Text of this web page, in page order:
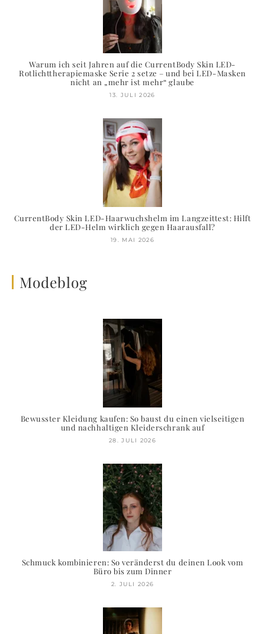
Warum ich seit Jahren auf die CurrentBody Skin LED-
Rotlichttherapiemaske Serie 2 setze – und bei LED-Masken
nicht an „mehr ist mehr“ glaube
13. JULI 2026
CurrentBody Skin LED-Haarwuchshelm im Langzeittest: Hilft
der LED-Helm wirklich gegen Haarausfall?
19. MAI 2026
Modeblog
Bewusster Kleidung kaufen: So baust du einen vielseitigen
und nachhaltigen Kleiderschrank auf
28. JULI 2026
Schmuck kombinieren: So veränderst du deinen Look vom
Büro bis zum Dinner
2. JULI 2026